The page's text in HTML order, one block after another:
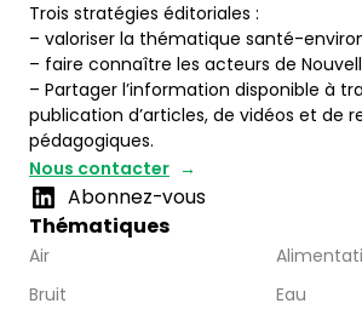
Trois stratégies éditoriales :
– valoriser la thématique santé-
– faire connaître les acteurs de
– Partager l’information disponible à
publication d’articles, de vidéos et de
pédagogiques.
Nous contacter
Abonnez-vous
Thématiques
Air
Bruit
Eau